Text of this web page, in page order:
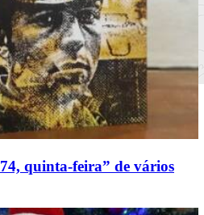
quinta-feira” de vários